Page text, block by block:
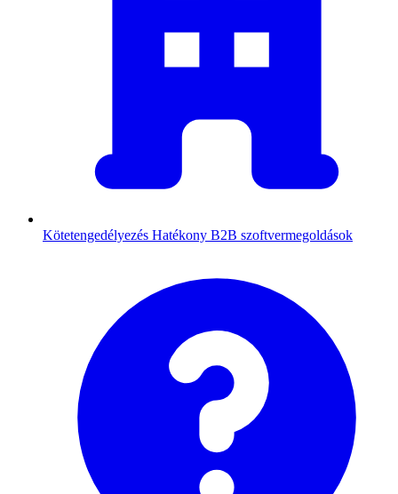
Kötetengedélyezés Hatékony B2B szoftvermegoldások